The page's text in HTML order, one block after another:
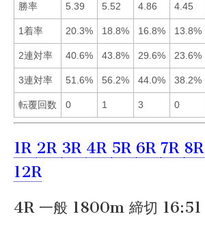
勝率 5.39 5.52 4.86 4.45
1着率 20.3% 18.8% 16.8% 13.8%
2連対率 40.6% 43.8% 29.6% 23.6%
3連対率 51.6% 56.2% 44.0% 38.2%
転覆回数 0 1 3 0
1R 2R 3R 4R 5R 6R 7R 8R
12R
4R 一般 1800m 締切 16:51